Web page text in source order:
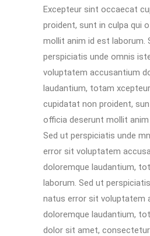
Excepteur sint occaecat
proident, sunt in culpa qui
mollit anim id est laborum.
perspiciatis unde omnis
voluptatem accusantium
laudantium, totam
cupidatat non proident,
officia deserunt mollit
Sed ut perspiciatis unde
error sit voluptatem
doloremque laudantium,
laborum. Sed ut
natus error sit voluptatem
doloremque laudantium,
dolor sit amet,